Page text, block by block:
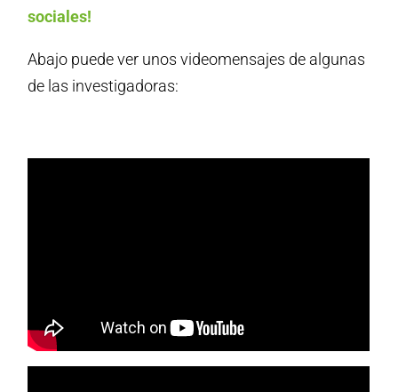
sociales!
Abajo puede ver unos videomensajes de algunas
de las investigadoras: